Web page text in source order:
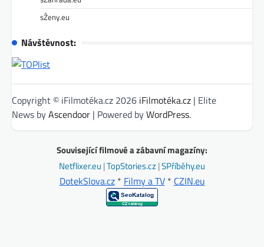
sŽeny.eu
Návštěvnost:
Copyright © iFilmotéka.cz 2026 iFilmotéka.cz | Elite
News byAscendoor | Powered byWordPress.
Související filmové a zábavní magazíny:
Netflixer.eu |TopStories.cz|SPříběhy.eu
DotekSlova.cz* Filmy a TV* CZIN.eu